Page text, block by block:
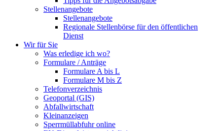
Stellenangebote
Stellenangebote
Regionale Stellenbörse für den öffentlichen
Dienst
Wir für Sie
Was erledige ich wo?
Formulare / Anträge
Formulare A bis L
Formulare M bis Z
Telefonverzeichnis
Geoportal (GIS)
Abfallwirtschaft
Kleinanzeigen
Sperrmüllabfuhr online